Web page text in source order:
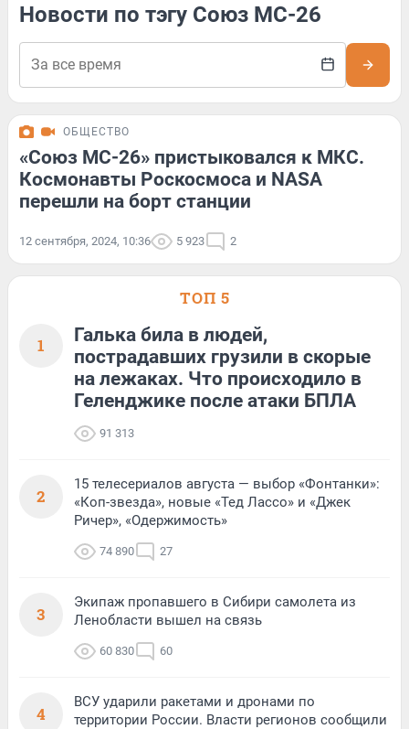
Новости по тэгу Союз МС-26
ОБЩЕСТВО
«Союз МС-26» пристыковался к МКС.
Космонавты Роскосмоса и NASA
перешли на борт станции
12 сентября, 2024, 10:36 5 923 2
ТОП 5
1
Галька била в людей,
пострадавших грузили в скорые
на лежаках. Что происходило в
Геленджике после атаки БПЛА
91 313
2
15 телесериалов августа — выбор «Фонтанки»:
«Коп-звезда», новые «Тед Лассо» и «Джек
Ричер», «Одержимость»
74 890 27
3
Экипаж пропавшего в Сибири самолета из
Ленобласти вышел на связь
60 830 60
4
ВСУ ударили ракетами и дронами по
территории России. Власти регионов сообщили